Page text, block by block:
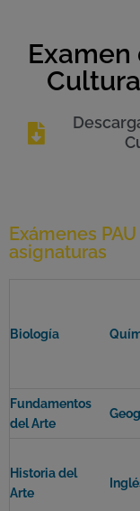
Exámenes
asignaturas
Biología
Fundamentos
del Arte
Historia del
Arte